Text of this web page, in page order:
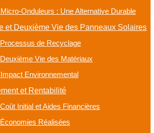
Onduleurs : Une Alternative Durable
et Deuxième Vie des Panneaux Solaires
de Recyclage
Vie des Matériaux
Environnemental
et Rentabilité
Initial et Aides Financières
Réalisées